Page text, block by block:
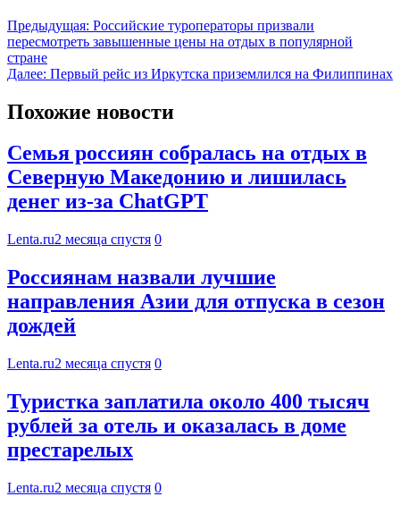
Предыдущая: Российские туроператоры призвали
пересмотреть завышенные цены на отдых в популярной
стране
Далее: Первый рейс из Иркутска приземлился на Филиппинах
Похожие новости
Семья россиян собралась на отдых в
Северную Македонию и лишилась
денег из-за ChatGPT
Lenta.ru2 месяца спустя 0
Россиянам назвали лучшие
направления Азии для отпуска в сезон
дождей
Lenta.ru2 месяца спустя 0
Туристка заплатила около 400 тысяч
рублей за отель и оказалась в доме
престарелых
Lenta.ru2 месяца спустя 0